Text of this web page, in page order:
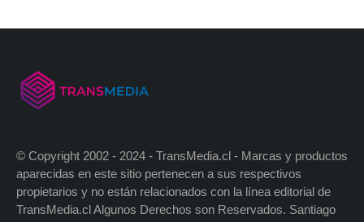
© Copyright 2002 - 2024 - TransMedia.cl - Marcas y productos
aparecidas en este sitio pertenecen a sus respectivos
propietarios y no están relacionados con la línea editorial de
TransMedia.cl Algunos Derechos son Reservados. Santiago